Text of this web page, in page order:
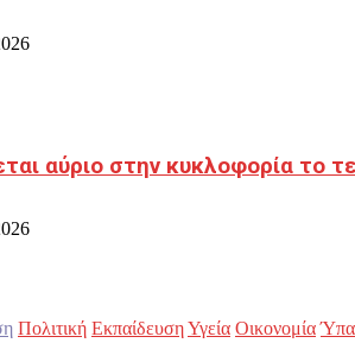
αύριο στην κυκλοφορία το
Πολιτική ΕκπαίδευσηΥγεία Οικονομία